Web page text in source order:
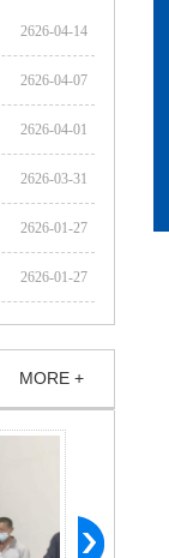
2626-04-14
2626-04-07
2626-04-01
2626-03-31
2626-01-27
2626-01-27
MORE +